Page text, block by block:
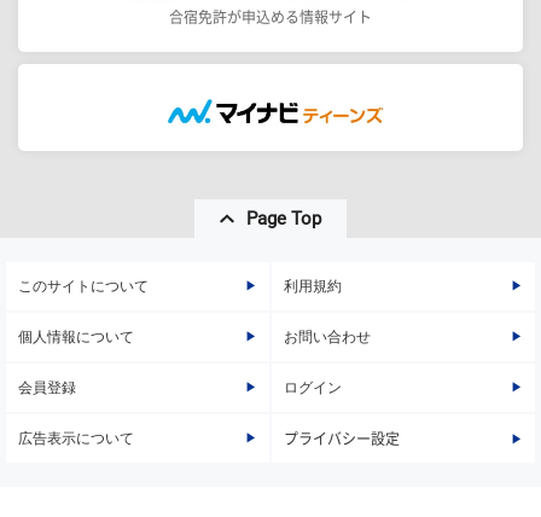
合宿免許が申込める情報サイト
Page Top
このサイトについて 利用規約
個人情報について お問い合わせ
会員登録 ログイン
広告表示について プライバシー設定